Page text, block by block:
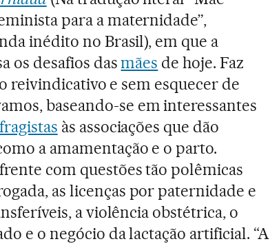
para a maternidade”,
inédito no Brasil), em que a
os desafios dasmães de hoje. Faz
reivindicativo e sem esquecer de
baseando-se em interessantes
às associações que dão
a amamentação e o parto.
com questões tão polêmicas
as licenças por paternidade e
a violência obstétrica, o
e o negócio da lactação artificial. “A